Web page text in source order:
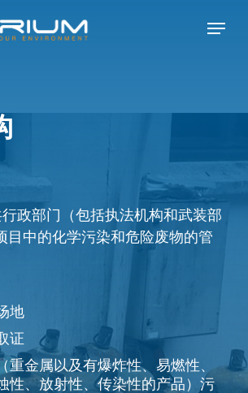
Menu
行政部门（包括执法机构和武装部
目中的化学污染和危险废物的管
地
证
重金属以及有爆炸性、易燃性、
性、放射性、传染性的产品）污